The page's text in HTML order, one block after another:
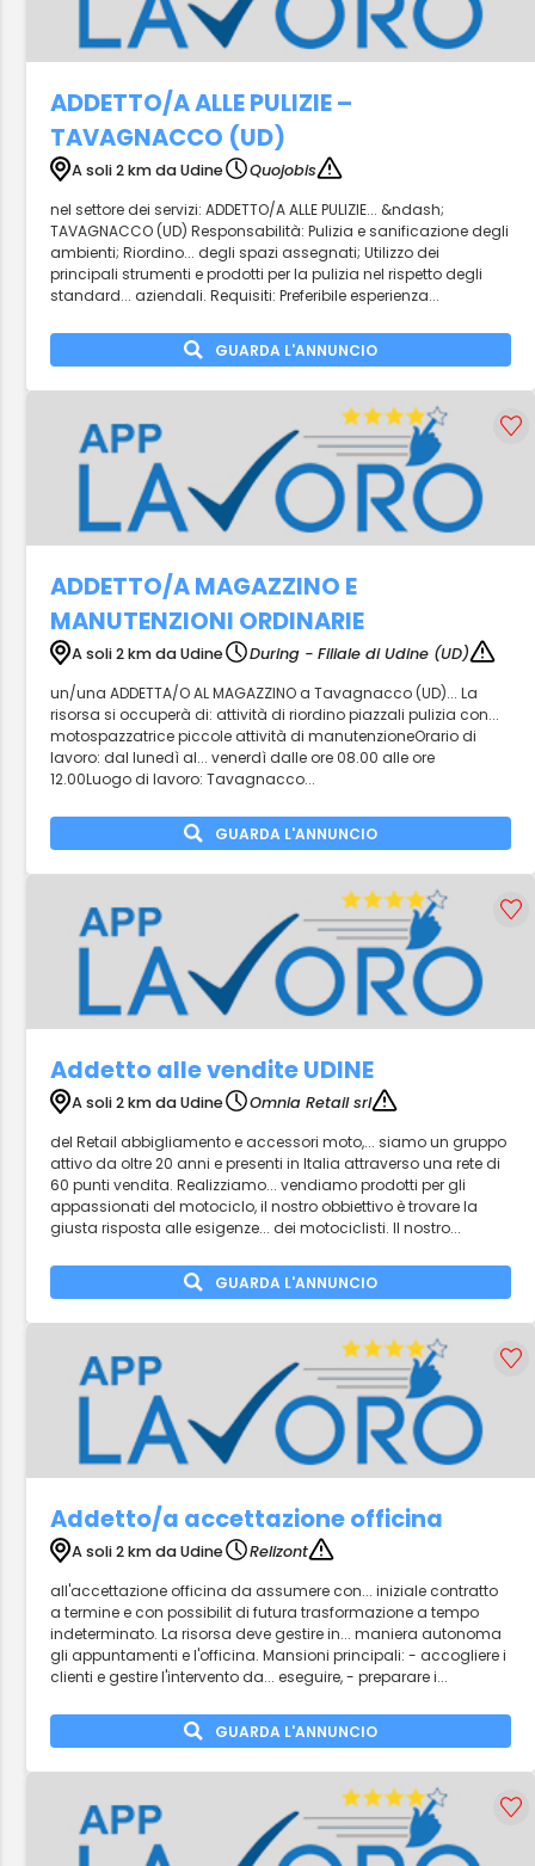
ADDETTO/A ALLE PULIZIE –
TAVAGNACCO (UD)
A soli 2 km da Udine
Quojobis
nel settore dei servizi: ADDETTO/A ALLE PULIZIE... &ndash;
TAVAGNACCO (UD) Responsabilità: Pulizia e sanificazione degli
ambienti; Riordino... degli spazi assegnati; Utilizzo dei
principali strumenti e prodotti per la pulizia nel rispetto degli
standard... aziendali. Requisiti: Preferibile esperienza...
GUARDA L'ANNUNCIO
ADDETTO/A MAGAZZINO E
MANUTENZIONI ORDINARIE
A soli 2 km da Udine
During - Filiale di Udine (UD)
un/una ADDETTA/O AL MAGAZZINO a Tavagnacco (UD)... La
risorsa si occuperà di: attività di riordino piazzali pulizia con...
motospazzatrice piccole attività di manutenzioneOrario di
lavoro: dal lunedì al... venerdì dalle ore 08.00 alle ore
12.00Luogo di lavoro: Tavagnacco...
GUARDA L'ANNUNCIO
Addetto alle vendite UDINE
A soli 2 km da Udine
Omnia Retail srl
del Retail abbigliamento e accessori moto,... siamo un gruppo
attivo da oltre 20 anni e presenti in Italia attraverso una rete di
60 punti vendita. Realizziamo... vendiamo prodotti per gli
appassionati del motociclo, il nostro obbiettivo è trovare la
giusta risposta alle esigenze... dei motociclisti. Il nostro...
GUARDA L'ANNUNCIO
Addetto/a accettazione officina
A soli 2 km da Udine
Relizont
all'accettazione officina da assumere con... iniziale contratto
a termine e con possibilit di futura trasformazione a tempo
indeterminato. La risorsa deve gestire in... maniera autonoma
gli appuntamenti e l'officina. Mansioni principali: - accogliere i
clienti e gestire l'intervento da... eseguire, - preparare i...
GUARDA L'ANNUNCIO